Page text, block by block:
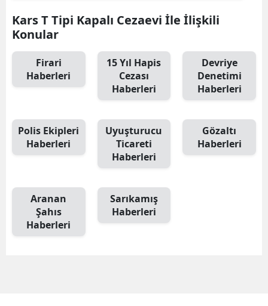
Erzincan
Erzurum
Eskişehir
Gaziantep
Giresun
Kars T Tipi Kapalı Cezaevi İle İlişkili
Konular
Firari
Haberleri
15 Yıl Hapis
Cezası
Haberleri
Devriye
Denetimi
Haberleri
Polis Ekipleri
Haberleri
Uyuşturucu
Ticareti
Haberleri
Gözaltı
Haberleri
Aranan
Şahıs
Haberleri
Sarıkamış
Haberleri